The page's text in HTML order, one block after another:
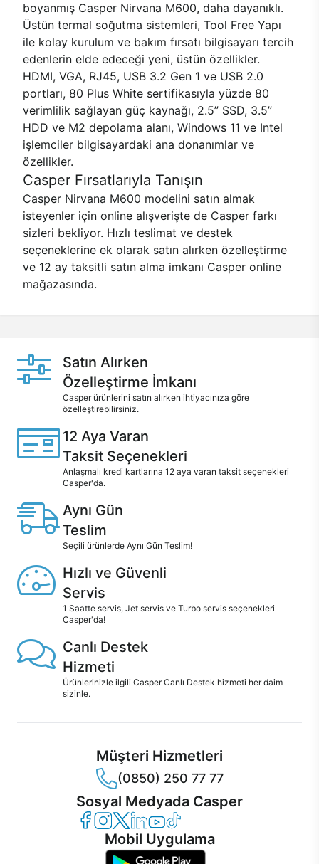
boyanmış Casper Nirvana M600, daha dayanıklı.
Üstün termal soğutma sistemleri, Tool Free Yapı
ile kolay kurulum ve bakım fırsatı bilgisayarı tercih
edenlerin elde edeceği yeni, üstün özellikler.
HDMI, VGA, RJ45, USB 3.2 Gen 1 ve USB 2.0
portları, 80 Plus White sertifikasıyla yüzde 80
verimlilik sağlayan güç kaynağı, 2.5’’ SSD, 3.5’’
HDD ve M2 depolama alanı, Windows 11 ve Intel
işlemciler bilgisayardaki ana donanımlar ve
özellikler.
Casper Fırsatlarıyla Tanışın
Casper Nirvana M600 modelini satın almak
isteyenler için online alışverişte de Casper farkı
sizleri bekliyor. Hızlı teslimat ve destek
seçeneklerine ek olarak satın alırken özelleştirme
ve 12 ay taksitli satın alma imkanı Casper online
mağazasında.
Satın Alırken
Özelleştirme İmkanı
Casper ürünlerini satın alırken ihtiyacınıza göre
özelleştirebilirsiniz.
12 Aya Varan
Taksit Seçenekleri
Anlaşmalı kredi kartlarına 12 aya varan taksit seçenekleri
Casper'da.
Aynı Gün
Teslim
Seçili ürünlerde Aynı Gün Teslim!
Hızlı ve Güvenli
Servis
1 Saatte servis, Jet servis ve Turbo servis seçenekleri
Casper'da!
Canlı Destek
Hizmeti
Ürünlerinizle ilgili Casper Canlı Destek hizmeti her daim
sizinle.
Müşteri Hizmetleri
(0850) 250 77 77
Sosyal Medyada Casper
Casper Facebook
Casper Instagram
Casper Twitter
Casper LinkedIn
Casper YouTube
Casper TikTok
Mobil Uygulama